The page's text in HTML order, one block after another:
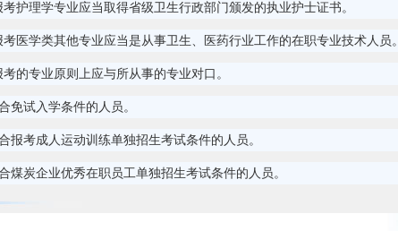
考护理学专业应当取得省级卫生行政部门颁发的执业护士证书。
考医学类其他专业应当是从事卫生、医药行业工作的在职专业技术人员。
考的专业原则上应与所从事的专业对口。
免试入学条件的人员。
报考成人运动训练单独招生考试条件的人员。
煤炭企业优秀在职员工单独招生考试条件的人员。